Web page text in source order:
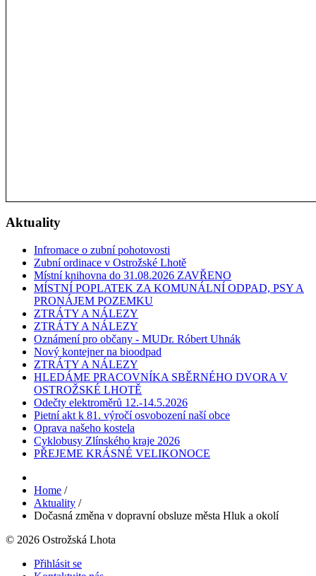
Aktuality
Infromace o zubní pohotovosti
Zubní ordinace v Ostrožské Lhotě
Místní knihovna do 31.08.2026 ZAVŘENO
MÍSTNÍ POPLATEK ZA KOMUNÁLNÍ ODPAD, PSY A
PRONÁJEM POZEMKU
ZTRÁTY A NÁLEZY
ZTRÁTY A NÁLEZY
Oznámení pro občany - MUDr. Róbert Uhnák
Nový kontejner na bioodpad
ZTRÁTY A NÁLEZY
HLEDÁME PRACOVNÍKA SBĚRNÉHO DVORA V
OSTROŽSKÉ LHOTĚ
Odečty elektroměrů 12.-14.5.2026
Pietní akt k 81. výročí osvobození naší obce
Oprava našeho kostela
Cyklobusy Zlínského kraje 2026
PŘEJEME KRÁSNÉ VELIKONOCE
Home /
Aktuality /
Dočasná změna v dopravní obsluze města Hluk a okolí
© 2026 Ostrožská Lhota
Přihlásit se